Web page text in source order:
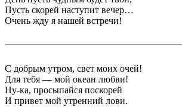
Пусть скорей наступит вечер…
Очень жду я нашей встречи!
С добрым утром, свет моих очей!
Для тебя — мой океан любви!
Ну-ка, просыпайся поскорей
И привет мой утренний лови.